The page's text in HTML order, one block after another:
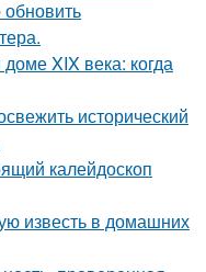
XIX века: когда
исторический
калейдоскоп
известь в домашних